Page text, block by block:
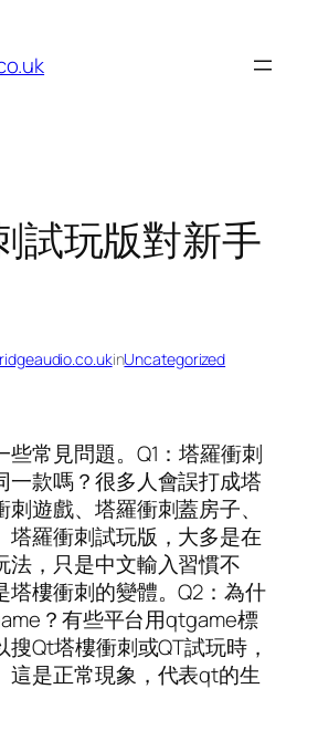
試玩版對新手
inUncategorized
些常見問題。Q1：塔羅衝刺
一款嗎？很多人會誤打成塔
遊戲、塔羅衝刺蓋房子、
塔羅衝刺試玩版，大多是在
法，只是中文輸入習慣不
塔樓衝刺的變體。Q2：為什
？有些平台用qtgame標
Qt塔樓衝刺或QT試玩時，
這是正常現象，代表qt的生